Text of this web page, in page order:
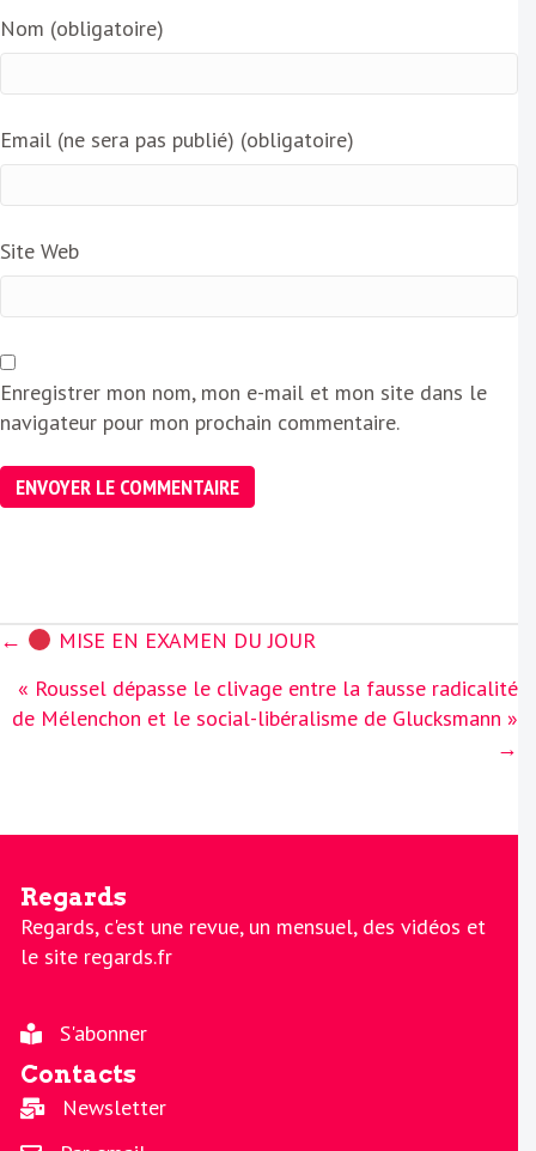
Nom (obligatoire)
Email (ne sera pas publié) (obligatoire)
Site Web
Enregistrer mon nom, mon e-mail et mon site dans le
navigateur pour mon prochain commentaire.
Posts
←
MISE EN EXAMEN DU JOUR
« Roussel dépasse le clivage entre la fausse radicalité
de Mélenchon et le social-libéralisme de Glucksmann »
→
Regards
Regards, c'est une revue, un mensuel, des vidéos et
le site regards.fr
S'abonner
Contacts
Newsletter